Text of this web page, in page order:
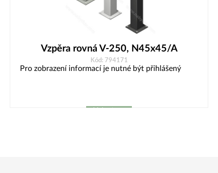
Vzpěra rovná V-250, N45x45/A
Kód: 794171
Pro zobrazení informací je nutné být přihlášený
Vybrat